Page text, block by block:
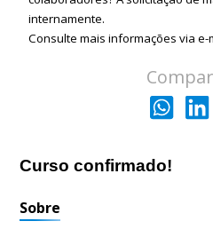
Curso confirmado!
Sobre
internamente.
Consulte mais informações via